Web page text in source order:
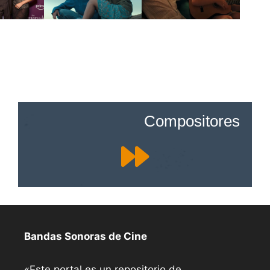
Compositores
Bandas Sonoras de Cine